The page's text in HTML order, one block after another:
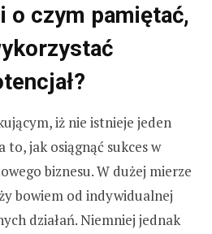
o czym pamiętać,
iż nie istnieje jeden
to, jak osiągnąć sukces w
biznesu. W dużej mierze
bowiem od indywidualnej
działań. Niemniej jednak